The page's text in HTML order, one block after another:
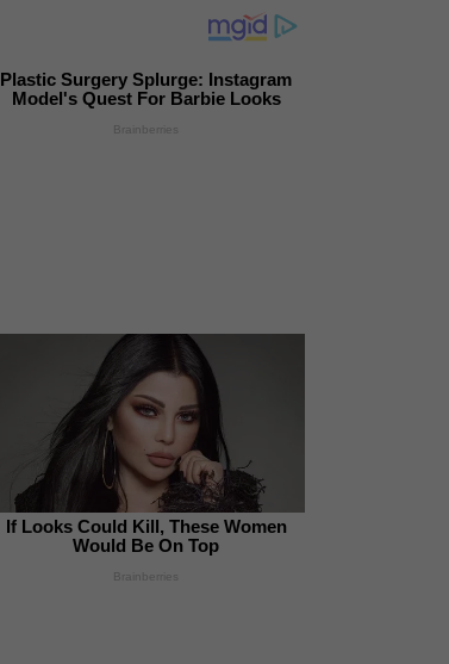
Plastic Surgery Splurge: Instagram
Model's Quest For Barbie Looks
Brainberries
If Looks Could Kill, These Women
Would Be On Top
Brainberries